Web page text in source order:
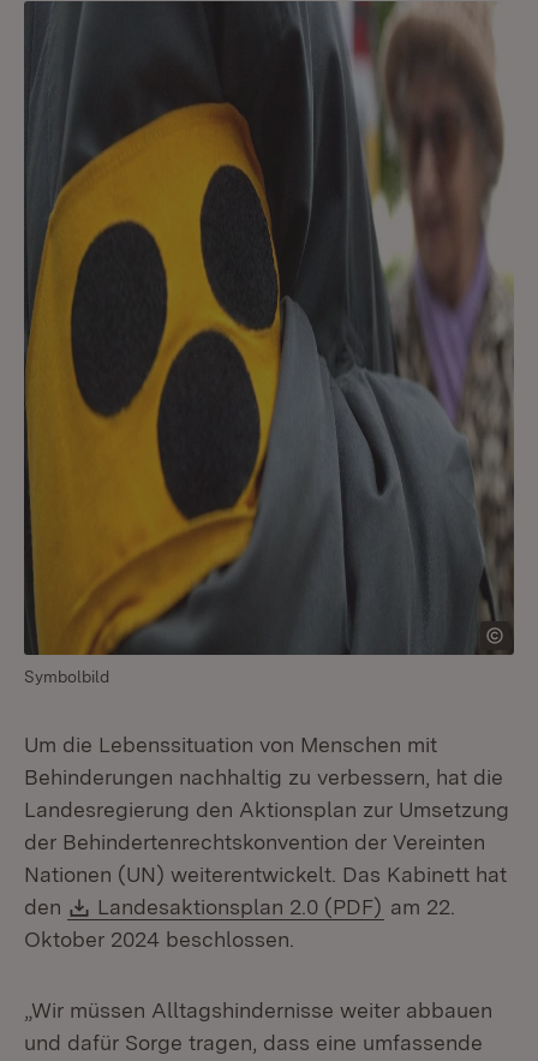
Symbolbild
Um die Lebenssituation von Menschen mit
Behinderungen nachhaltig zu verbessern, hat die
Landesregierung den Aktionsplan zur Umsetzung
der Behindertenrechtskonvention der Vereinten
Nationen (UN) weiterentwickelt. Das Kabinett hat
den
Download:
Landesaktionsplan 2.0 (PDF) (Öffnet in
am 22.
Oktober 2024 beschlossen.
„Wir müssen Alltagshindernisse weiter abbauen
und dafür Sorge tragen, dass eine umfassende